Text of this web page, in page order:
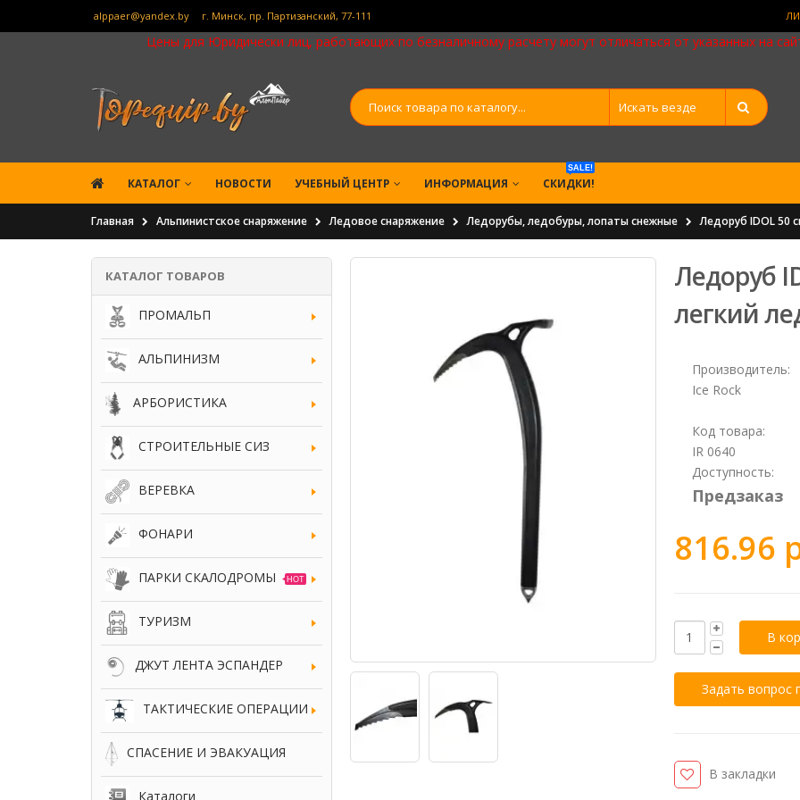
alppaer@yandex.by г. Минск, пр. Партизанский, 77-111
Цены для Юридически лиц, работающих по безналичному расчету могут отличаться от указанных на
КАТАЛОГ НОВОСТИ УЧЕБНЫЙ ЦЕНТР ИНФОРМАЦИЯ CКИДКИ!
SALE!
Главная Альпинистское снаряжение Ледовое снаряжение Ледорубы, ледобуры, лопаты снежные Ледоруб IDOL 50
КАТАЛОГ ТОВАРОВ
ПРОМАЛЬП
АЛЬПИНИЗМ
АРБОРИСТИКА
СТРОИТЕЛЬНЫЕ СИЗ
ВЕРЕВКА
ФОНАРИ
ПАРКИ СКАЛОДРОМЫ HOT
ТУРИЗМ
ДЖУТ ЛЕНТА ЭСПАНДЕР
ТАКТИЧЕСКИЕ ОПЕРАЦИИ
СПАСЕНИЕ И ЭВАКУАЦИЯ
Каталоги
Ледоруб
легкий
Производитель:
Ice Rock
Код товара:
IR 0640
Доступность:
Предзаказ
816.96
Задать вопрос
В закладки